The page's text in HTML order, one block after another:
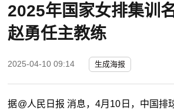
2025年国家女排集训
赵勇任主教练
2025-04-10 09:14 生成海报
据@人民日报 消息，4月10日，中国排